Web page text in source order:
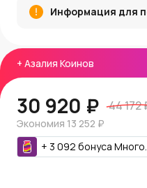
+ Азалия Коинов
30 920 ₽ 44 172
Экономия 13 252 ₽
+ 3 092 бонуса
освещенные места и
холода или сквозняков,
гостиных, спален,
комнат.
собак. Размер - Ш27см х
Внимание! Комнатные
предзаказу. На доставку
потребоваться до 2-х
Информация для